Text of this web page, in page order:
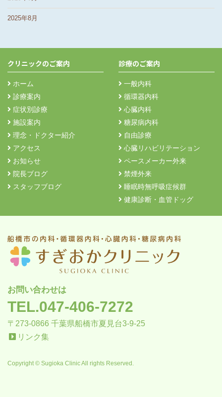
2025年8月
クリニックのご案内
ホーム
診療案内
症状別診療
施設案内
理念・ドクター紹介
アクセス
お知らせ
院長ブログ
スタッフブログ
診療のご案内
一般内科
循環器内科
心臓内科
糖尿病内科
自由診療
心臓リハビリテーション
ペースメーカー外来
禁煙外来
睡眠時無呼吸症候群
健康診断・血管ドッグ
お問い合わせは
TEL.047-406-7272
〒273-0866 千葉県船橋市夏見台3-9-25
リンク集
Copyright © Sugioka Clinic All rights Reserved.